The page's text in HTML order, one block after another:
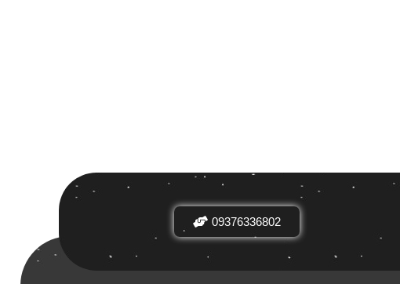
مرتب سازی بر اساس
محبوبیت
09376336802